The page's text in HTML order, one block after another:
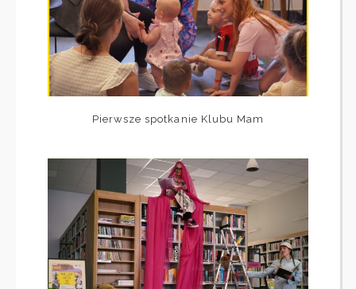
Pierwsze spotkanie Klubu Mam